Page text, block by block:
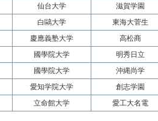
仙台大学 滋賀学園
白鷗大学 東海大菅生
慶應義塾大学 高松商
國學院大学 明秀日立
國學院大学 沖縄尚学
愛知学院大学 創志学園
立命館大学 愛工大名電